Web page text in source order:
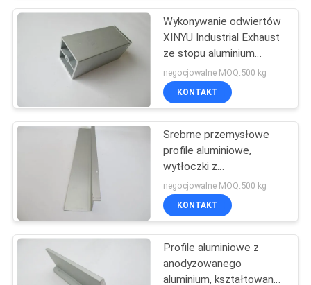
SITEMAP
PRIVACY
POLICY
Wykonywanie odwiertów
XINYU Industrial Exhaust
ze stopu aluminium
ISO9001
negocjowalne MOQ:500 kg
KONTAKT
Srebrne przemysłowe
profile aluminiowe,
wytłoczki z
anodyzowanego
aluminium OEM / ODM
negocjowalne MOQ:500 kg
KONTAKT
Profile aluminiowe z
anodyzowanego
aluminium, kształtowane